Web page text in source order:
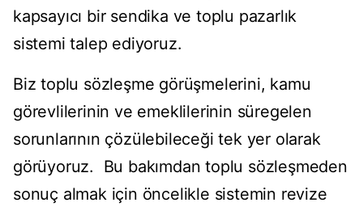
kapsayıcı bir sendika ve toplu pazarlık
sistemi talep ediyoruz.
Biz toplu sözleşme görüşmelerini, kamu
görevlilerinin ve emeklilerinin süregelen
sorunlarının çözülebileceği tek yer olarak
görüyoruz. Bu bakımdan toplu sözleşmeden
sonuç almak için öncelikle sistemin revize